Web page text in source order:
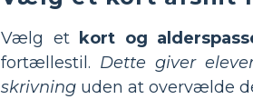
Vælg et kort og
fortællestil. Dette giver
skrivning uden at overvælde